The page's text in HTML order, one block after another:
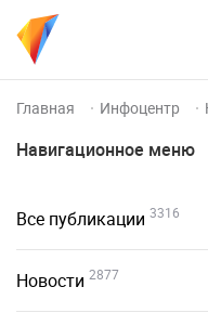
Главная Инфоцентр
Навигационное меню
Все публикации 3316
Новости 2877